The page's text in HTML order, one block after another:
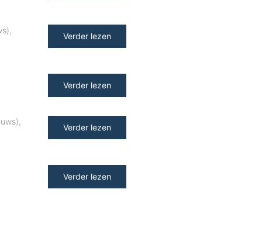
,
Verder lezen
Verder lezen
,
Verder lezen
Verder lezen